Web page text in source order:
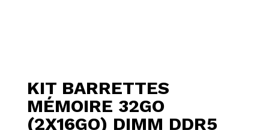
KIT BARRETTES
MÉMOIRE 32GO
(2X16GO) DIMM DDR5